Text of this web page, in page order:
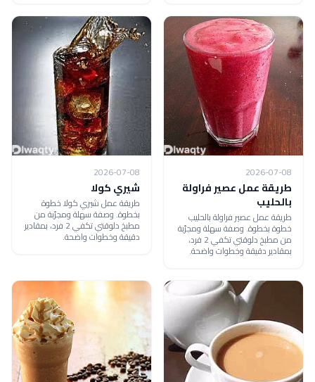
2026-07-08
طريقة عمل عصير فراولة
بالحليب
طريقة عمل عصير فراولة بالحليب
خطوة بخطوة. وصفة سهلة ومجرّبة
من مطبخ دلوقتي تكفي 2 فرد،
بمقادير دقيقة وخطوات واضحة.
2026-07-08
شيري كولا
طريقة عمل شيري كولا خطوة
بخطوة. وصفة سهلة ومجرّبة من
مطبخ دلوقتي تكفي 2 فرد، بمقادير
دقيقة وخطوات واضحة.